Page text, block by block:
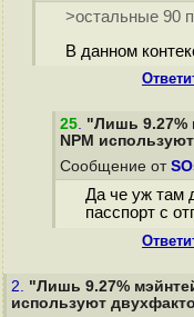
>остальные 90
В данном
25. "Лишь 9.27%
NPM
Сообщение от
Да че уж там
пасспорт с
2. "Лишь 9.27%
используют